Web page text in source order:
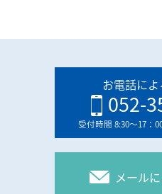
お電話に
052-
受付時間 8:30〜17：
メール